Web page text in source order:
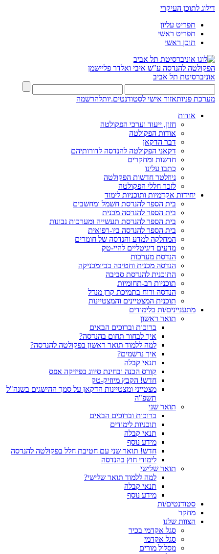
דילוג לתוכן העיקרי
תפריט עליון
תפריט ראשי
תוכן ראשי
הפקולטה להנדסה ע"ש איבי ואלדר פליישמן
אוניברסיטת תל אביב
מערכת פניותאזור אישי לסטודנטים.יותלהרשמה
אודות
חזון, ייעוד וערכי הפקולטה
אודות הפקולטה
דבר הדקאן
דקאני הפקולטה להנדסה לדורותיהם
חדשות ומחקרים
כתבו עלינו
ניוזלטר חדשות הפקולטה
לזכר חללי הפקולטה
יחידות אקדמיות ותוכניות לימוד
בית הספר להנדסת חשמל ומחשבים
בית הספר להנדסה מכנית
בית הספר להנדסת תעשייה ומערכות נבונות
בית הספר להנדסה ביו-רפואית
המחלקה למדע והנדסה של חומרים
מדעים דיגיטליים להיי-טק
הנדסת מערכות
הנדסה מכנית וחטיבה בביומכניקה
התוכנית להנדסת סביבה
תוכניות רב-תחומיות
הנדסה ורוח בתמיכת קרן מנדל
תוכנית המצטיינים והמצטיינות
מתעניינים/ות בלימודים
תואר ראשון
ברוכות וברוכים הבאים
איך לבחור תחום בהנדסה?
למה ללמוד תואר ראשון בפקולטה להנדסה?
איך נרשמים?
תנאי קבלה
קורס הכנה ובחינת סיווג בפיזיקה אפס
חדש! הקבץ מיוזיק-טק
מצטייני ומצטיינות הדקאן על סמך ההישגים בשנה"ל
תשפ"ה
תואר שני
ברוכות וברוכים הבאים
תוכניות לימודים
תנאי קבלה
מידע נוסף
חדש! תואר שני עם חטיבת חלל בפקולטה להנדסה
לימודי חוץ בהנדסה
תואר שלישי
למה ללמוד תואר שלישי?
תנאי קבלה
מידע נוסף
סטודנטים/ות
מחקר
הצוות שלנו
סגל אקדמי בכיר
סגל אקדמי
מסלול מורים